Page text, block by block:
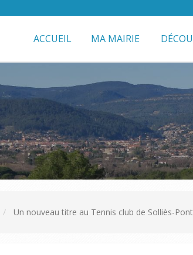
ACCUEIL MA MAIRIE
Un nouveau titre au Tennis club de Solliès-Pont